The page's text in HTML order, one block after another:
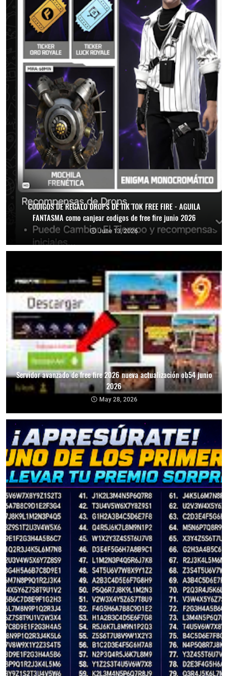
CODIGOS DE REGALO DROPS DE TIK TOK FREE FIRE - AGUILA
FANTASMA como canjear codigos de free fire junio 2026
June 13, 2026
Servidor avanzado de free fire 2026 nueva actualización ob54 junio
2026
May 28, 2026